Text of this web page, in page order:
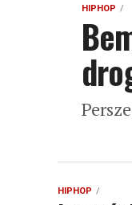
HIPHOP
HIPHOP